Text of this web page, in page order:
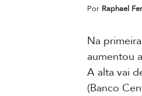
Por Raphael
Na
aumentou
A alta vai
(Banco